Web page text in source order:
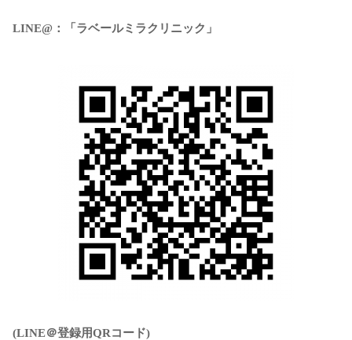
LINE@：「ラベールミラクリニック」
(LINE＠登録用QRコード)